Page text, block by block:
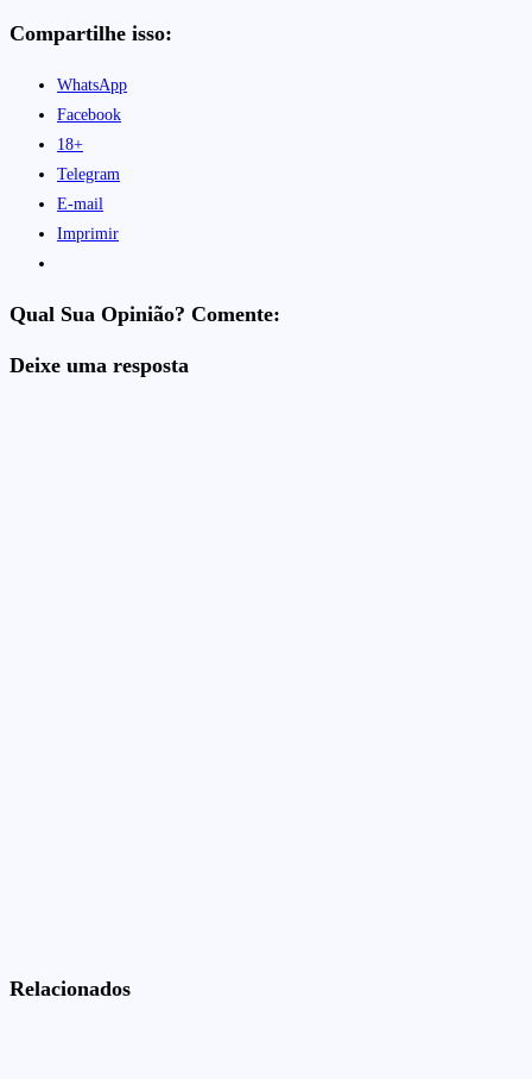
Compartilhe isso:
WhatsApp
Facebook
18+
Telegram
E-mail
Imprimir
Qual Sua Opinião? Comente:
Deixe uma resposta
Relacionados